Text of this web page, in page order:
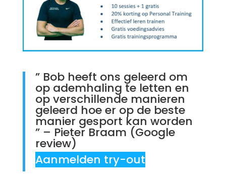
” Bob heeft ons geleerd om
op ademhaling te letten en
op verschillende manieren
geleerd hoe er op de beste
manier gesport kan worden
” – Pieter Braam (Google
review)
Aanmelden try-out